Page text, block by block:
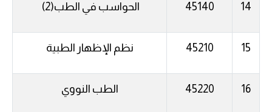
14
45140 الحواسب في الطب(2)
15
45210 نظم الإظهار الطبية
16
45220 الطب النووي